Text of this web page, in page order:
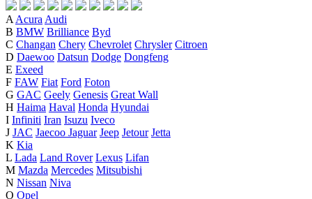
A Acura Audi
B BMW Brilliance Byd
C Changan Chery Chevrolet Chrysler Citroen
D Daewoo Datsun Dodge Dongfeng
E Exeed
F FAW Fiat Ford Foton
G GAC Geely Genesis Great Wall
H Haima Haval Honda Hyundai
I Infiniti Iran Isuzu Iveco
J JAC Jaecoo Jaguar Jeep Jetour Jetta
K Kia
L Lada Land Rover Lexus Lifan
M Mazda Mercedes Mitsubishi
N Nissan Niva
O Opel